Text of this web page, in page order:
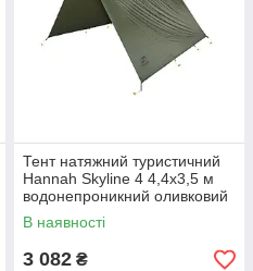
Тент натяжний туристичний
Hannah Skyline 4 4,4x3,5 м
водонепроникний оливковий
3000 мм
В наявності
3 082 ₴